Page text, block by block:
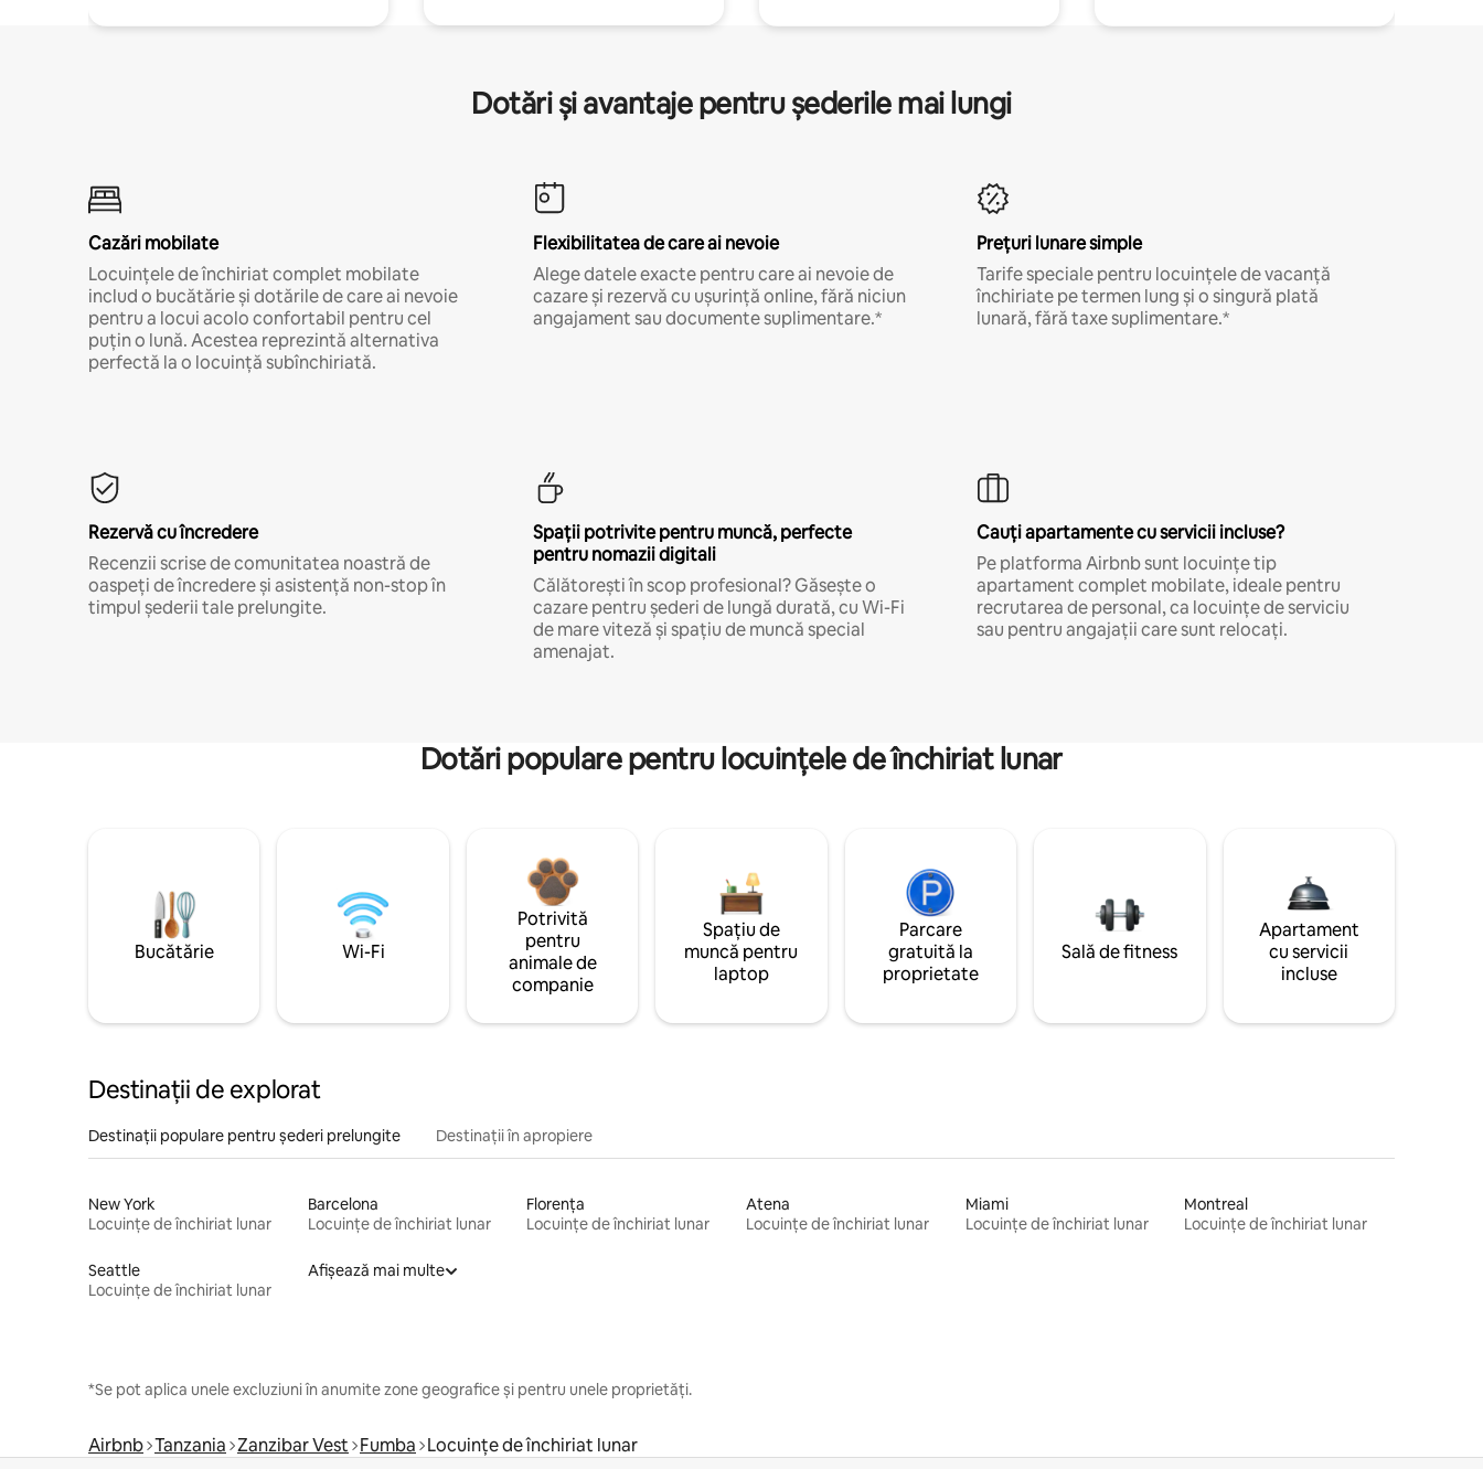
Dotări și avantaje pentru șederile mai lungi
Cazări mobilate
Locuințele de închiriat complet mobilate
includ o bucătărie și dotările de care ai nevoie
pentru a locui acolo confortabil pentru cel
puțin o lună. Acestea reprezintă alternativa
perfectă la o locuință subînchiriată.
Flexibilitatea de care ai nevoie
Alege datele exacte pentru care ai nevoie de
cazare și rezervă cu ușurință online, fără niciun
angajament sau documente suplimentare.*
Prețuri lunare simple
Tarife speciale pentru locuințele de vacanță
închiriate pe termen lung și o singură plată
lunară, fără taxe suplimentare.*
Rezervă cu încredere
Recenzii scrise de comunitatea noastră de
oaspeți de încredere și asistență non-stop în
timpul șederii tale prelungite.
Spații potrivite pentru muncă, perfecte
pentru nomazii digitali
Călătorești în scop profesional? Găsește o
cazare pentru șederi de lungă durată, cu Wi-Fi
de mare viteză și spațiu de muncă special
amenajat.
Cauți apartamente cu servicii incluse?
Pe platforma Airbnb sunt locuințe tip
apartament complet mobilate, ideale pentru
recrutarea de personal, ca locuințe de serviciu
sau pentru angajații care sunt relocați.
Dotări populare pentru locuințele de închiriat lunar
Bucătărie Wi-Fi
Potrivită
pentru
animale de
companie
Spațiu de
muncă pentru
laptop
Parcare
gratuită la
proprietate
Sală de fitness
Apartament
cu servicii
incluse
Destinații de explorat
Destinații populare pentru șederi prelungite Destinații în apropiere
New York
Locuințe de închiriat lunar
Barcelona
Locuințe de închiriat lunar
Florența
Locuințe de închiriat lunar
Atena
Locuințe de închiriat lunar
Miami
Locuințe de închiriat lunar
Montreal
Locuințe de închiriat lunar
Seattle
Locuințe de închiriat lunar
Afișează mai multe
*Se pot aplica unele excluziuni în anumite zone geografice și pentru unele proprietăți.
Airbnb Tanzania Zanzibar Vest Fumba Locuințe de închiriat lunar